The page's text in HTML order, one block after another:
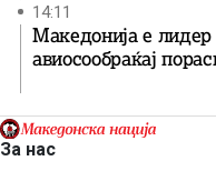
14:11
Македонија е
авиосообраќај
За нас